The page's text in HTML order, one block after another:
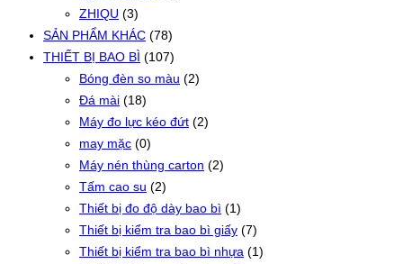
ZHIQU (3)
SẢN PHẨM KHÁC (78)
THIẾT BỊ BAO BÌ (107)
Bóng đèn so màu (2)
Đá mài (18)
Máy đo lực kéo đứt (2)
may mặc (0)
Máy nén thùng carton (2)
Tấm cao su (2)
Thiết bị đo độ dày bao bì (1)
Thiết bị kiểm tra bao bì giấy (7)
Thiết bị kiểm tra bao bì nhựa (1)